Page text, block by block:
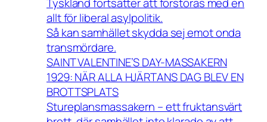
allt för liberal asylpolitik.
Så kan samhället skydda sej emot onda
transmördare.
SAINT VALENTINE’S DAY-MASSAKERN
1929: NÄR ALLA HJÄRTANS DAG BLEV EN
BROTTSPLATS
Stureplansmassakern – ett fruktansvärt